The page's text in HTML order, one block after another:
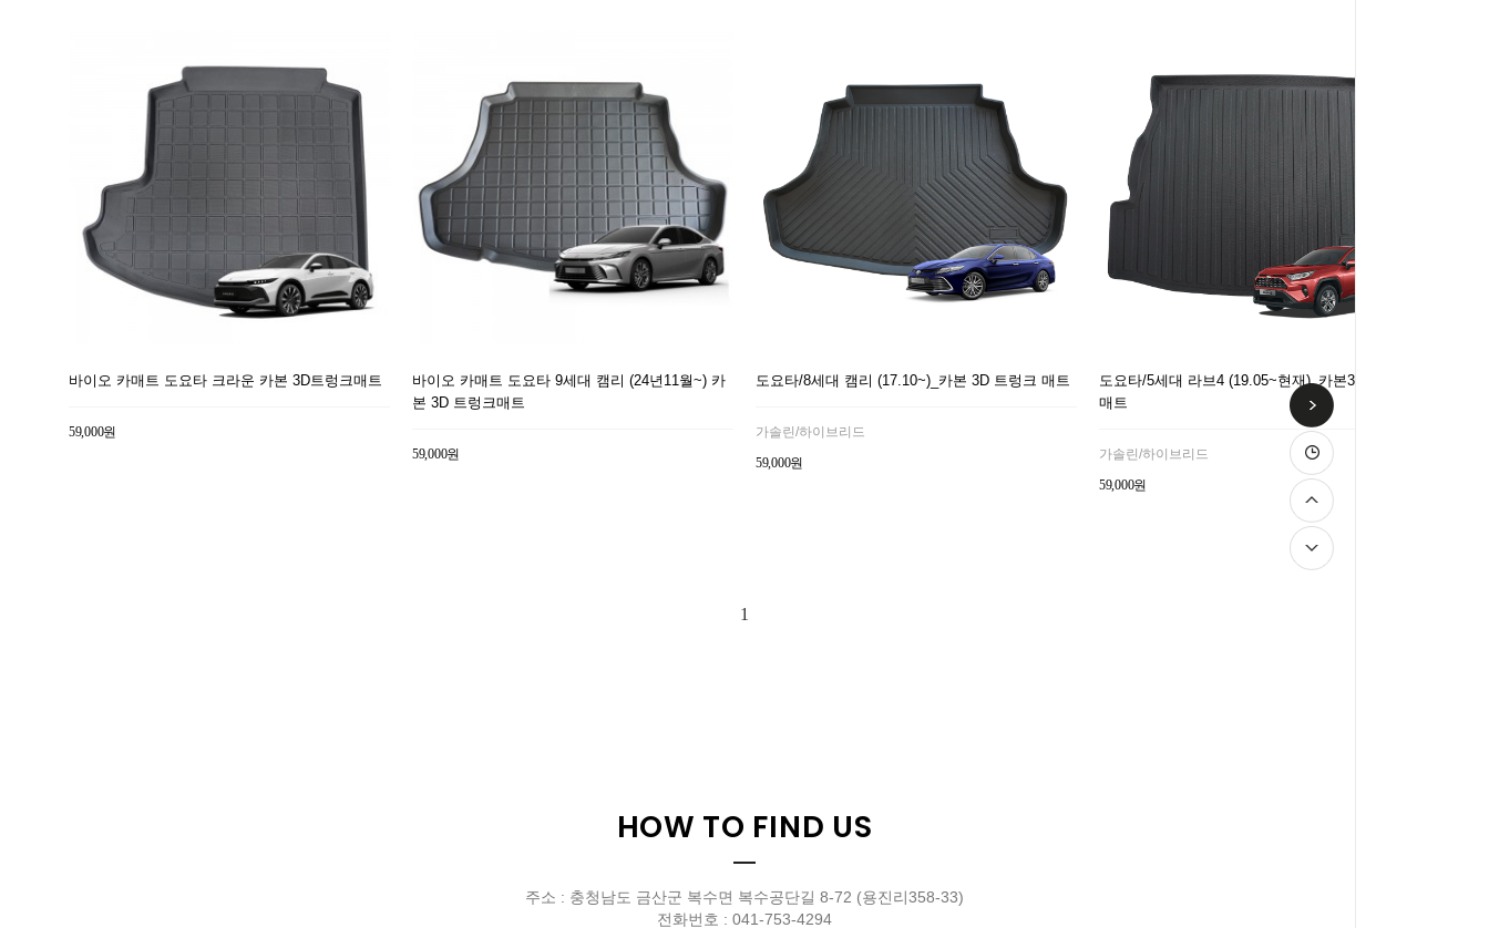
바이오 카매트 도요타 크라운 카본 3D트렁크매트
59,000원
바이오 카매트 도요타 9세대 캠리 (24년11월~) 카
본 3D 트렁크매트
59,000원
도요타/8세대 캠리 (17.10~)_카본 3D 트렁크 매트
가솔린/하이브리드
59,000원
도요타/5세대 라브4 (19.05~현재)_카본3D트렁크
매트
가솔린/하이브리드
59,000원
1
HOW TO FIND US
주소 : 충청남도 금산군 복수면 복수공단길 8-72 (용진리358-33)
전화번호 : 041-753-4294